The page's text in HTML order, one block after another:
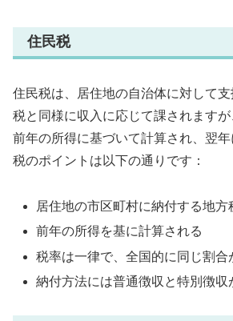
住民税
住民税は、居住地の自治体に対して
税と同様に収入に応じて課されますが
前年の所得に基づいて計算され、翌
税のポイントは以下の通りです：
居住地の市区町村に納付する地方
前年の所得を基に計算される
税率は一律で、全国的に同じ割合
納付方法には普通徴収と特別徴収